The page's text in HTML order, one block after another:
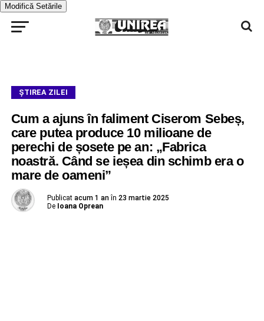
Modifică Setările
ŞTIREA ZILEI
Cum a ajuns în faliment Ciserom Sebeș,
care putea produce 10 milioane de
perechi de șosete pe an: „Fabrica
noastră. Când se ieșea din schimb era o
mare de oameni”
Publicat acum 1 an în 23 martie 2025
De Ioana Oprean